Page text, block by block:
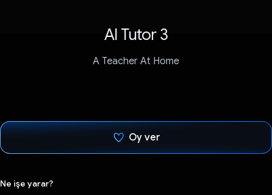
AI Tutor 3
A Teacher At Home
Oy ver
Ne işe yarar?